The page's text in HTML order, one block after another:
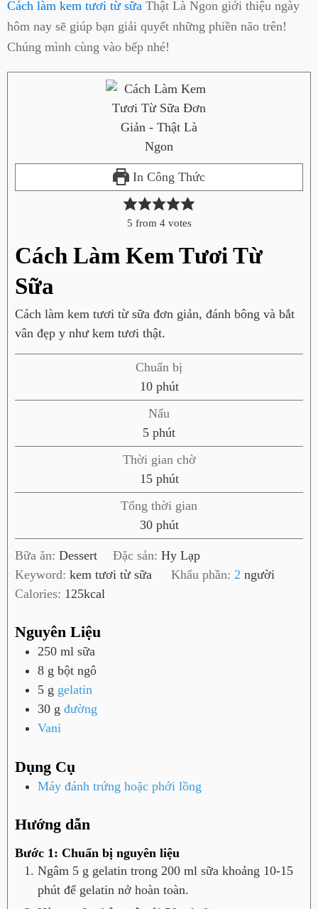
Cách làm kem tươi từ sữa Thật Là Ngon giới thiệu ngày
hôm nay sẽ giúp bạn giải quyết những phiền não trên!
Chúng mình cùng vào bếp nhé!
In Công Thức
5 from 4votes
Cách Làm Kem Tươi Từ
Sữa
Cách làm kem tươi từ sữa đơn giản, đánh bông và bắt
vân đẹp y như kem tươi thật.
Chuẩn bị
10p
h
t
phút
Nấu
5p
h
ú
t
phút
Thời gian chờ
15p
h
t
phút
Tổng thời gian
30p
h
ú
t
phút
Bữa ăn: Dessert Đặc sản:Hy Lạp
Keyword: kem tươi từ sữa Khẩu phần: 2 người
Calories: 125kcal
Nguyên Liệu
250 ml sữa
8 g bột ngô
5 g gelatin
30 g đường
Vani
Dụng Cụ
Máy đánh trứng hoặc phới lồng
Hướng dẫn
Bước 1: Chuẩn bị nguyên liệu
Ngâm 5 g gelatin trong 200 ml sữa khoảng 10-15
phút để gelatin nở hoàn toàn.